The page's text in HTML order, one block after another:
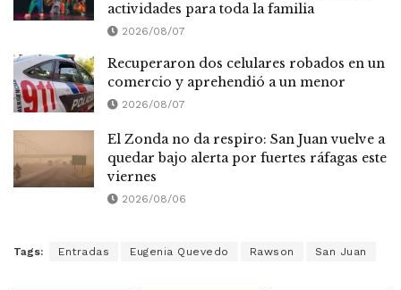
actividades para toda la familia
2026/08/07
Recuperaron dos celulares robados en un
comercio y aprehendió a un menor
2026/08/07
El Zonda no da respiro: San Juan vuelve a
quedar bajo alerta por fuertes ráfagas este
viernes
2026/08/06
Tags: Entradas Eugenia Quevedo Rawson San Juan